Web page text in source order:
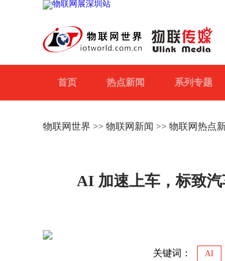
首页 热点新闻 系列专题
物联网世界 >> 物联网新闻 >> 物联网热点
AI 加速上车，标致
关键词： AI